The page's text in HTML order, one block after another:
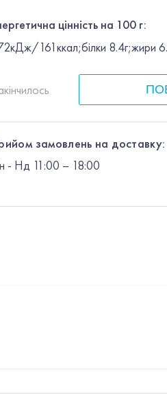
цінність на 100 г:
161ккал;білки 8.4г;жири
замовлень на доставку:
- Нд 11:00 – 18:00